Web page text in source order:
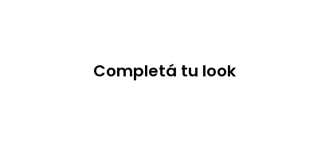
Completá tu look